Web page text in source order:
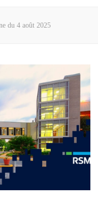
du 4 août 2025